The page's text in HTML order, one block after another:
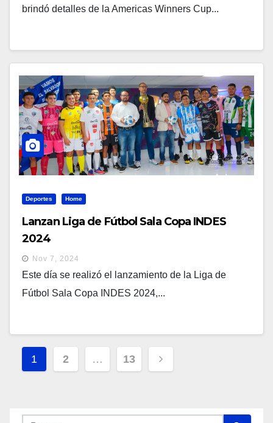
brindó detalles de la Americas Winners Cup...
Deportes Home
Lanzan Liga de Fútbol Sala Copa INDES
2024
Nov 7, 2024
Este día se realizó el lanzamiento de la Liga de
Fútbol Sala Copa INDES 2024,...
Navegación
De
1 2 … 13